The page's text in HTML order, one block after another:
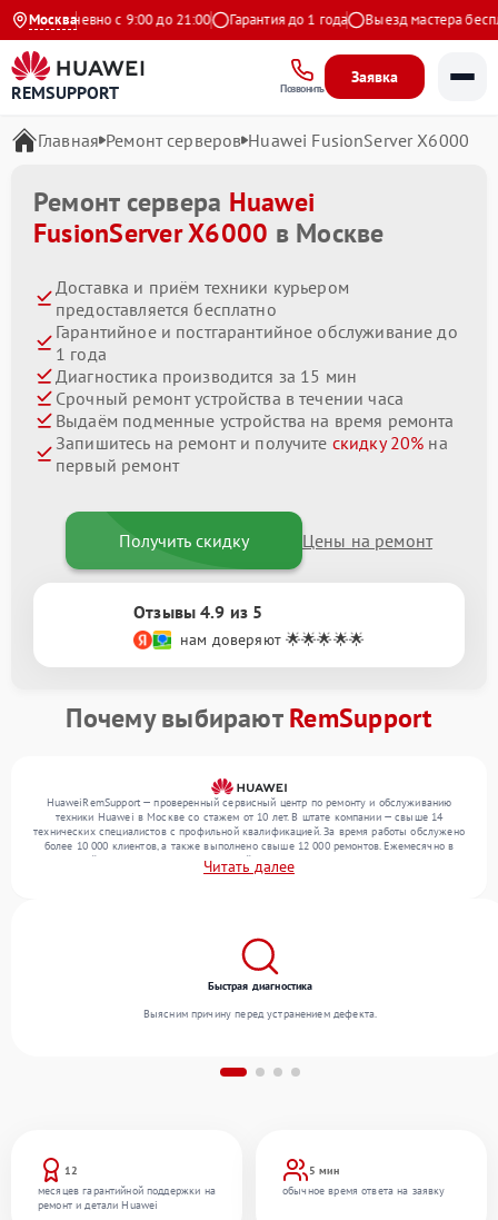
Москва
Ежедневно с 9:00 до 21:00 Гарантия до 1 года Выезд мастера
REMSUPPORT Позвонить
Заявка
Главная Ремонт серверов Huawei FusionServer X6000
Ремонт сервера Huawei
FusionServer X6000 в Москве
Доставка и приём техники курьером
предоставляется бесплатно
Гарантийное и постгарантийное обслуживание до
1 года
Диагностика производится за 15 мин
Срочный ремонт устройства в течении часа
Выдаём подменные устройства на время ремонта
Запишитесь на ремонт и получите скидку 20% на
первый ремонт
Получить скидку Цены на ремонт
Отзывы 4.9 из 5
нам доверяют 🌟🌟🌟🌟🌟
Почему выбираютRemSupport
HuaweiRemSupport — проверенный сервисный центр по ремонту и обслуживанию
техники Huawei в Москве со стажем от 10 лет. В штате компании — свыше 14
технических специалистов с профильной квалификацией. За время работы обслужено
более 10 000 клиентов, а также выполнено свыше 12 000 ремонтов. Ежемесячно в
сервисный центр поступает от 300 устройств, включая , , . Мы работаем с широким
спектром неисправностей и обеспечиваем надежный результат благодаря
Читать далее
12
месяцев гарантийной поддержки на
ремонт и детали Huawei
5 мин
обычное время ответа на заявку
Быстрая диагностика
Выясним причину перед устранением дефекта.